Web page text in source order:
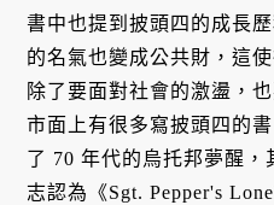
書中也提到披頭四的成長
的名氣也變成公共財，這
除了要面對社會的激盪，
市面上有很多寫披頭四的
了 70 年代的烏托邦夢醒
志認為《Sgt. Pepper's